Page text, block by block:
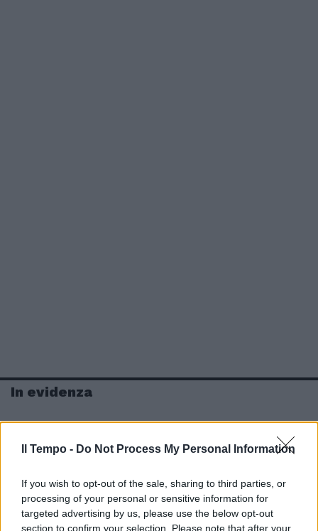
Il Tempo - Do Not Process My Personal Information
If you wish to opt-out of the sale, sharing to third parties, or
processing of your personal or sensitive information for
targeted advertising by us, please use the below opt-out
section to confirm your selection. Please note that after your
In evidenza